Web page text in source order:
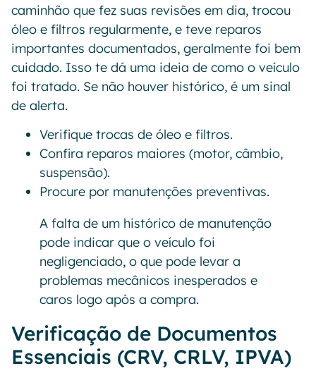
caminhão que fez suas revisões em dia, trocou
óleo e filtros regularmente, e teve reparos
importantes documentados, geralmente foi bem
cuidado. Isso te dá uma ideia de como o veículo
foi tratado. Se não houver histórico, é um sinal
de alerta.
Verifique trocas de óleo e filtros.
Confira reparos maiores (motor, câmbio,
suspensão).
Procure por manutenções preventivas.
A falta de um histórico de manutenção
pode indicar que o veículo foi
negligenciado, o que pode levar a
problemas mecânicos inesperados e
caros logo após a compra.
Verificação de Documentos
Essenciais (CRV, CRLV, IPVA)